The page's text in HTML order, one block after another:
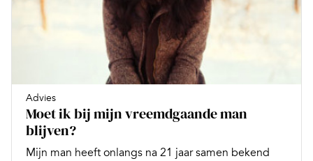
Advies
Moet ik bij mijn vreemdgaande man
blijven?
Mijn man heeft onlangs na 21 jaar samen bekend